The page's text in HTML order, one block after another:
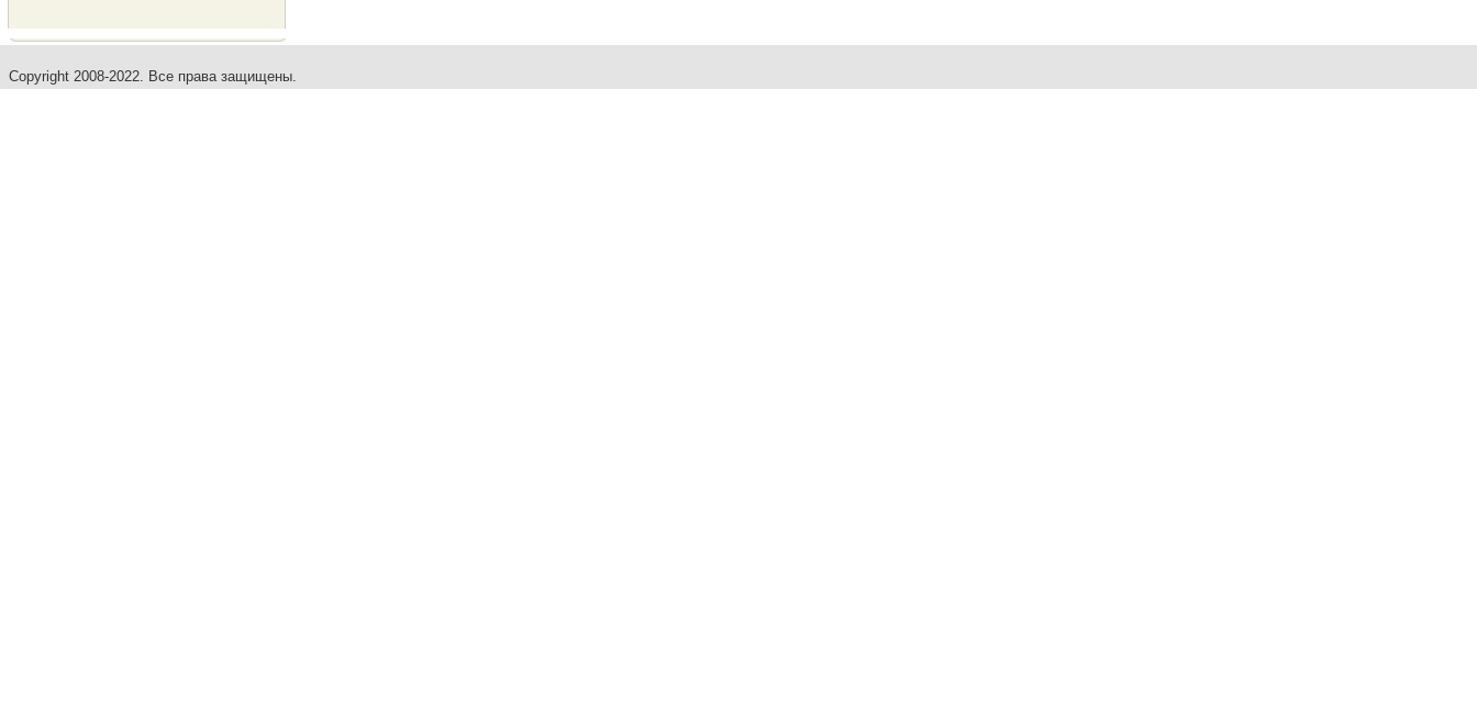
Copyright 2008-2022. Все права защищены.